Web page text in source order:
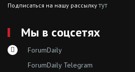
Подписаться на нашу рассылкутут
Мы в соцсетях
ForumDaily
ForumDaily Telegram